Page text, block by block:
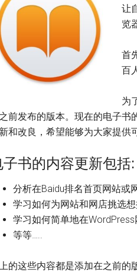
让
览
首
百
为
前发布的版本。现在的电子书
和改良，希望能够为大家提供
子书的内容更新包括:
分析在Baidu排名首页网站或
学习如何为网站和网店挑选
学习如何简单地在
等等…..
的这些内容都是添加在之前的